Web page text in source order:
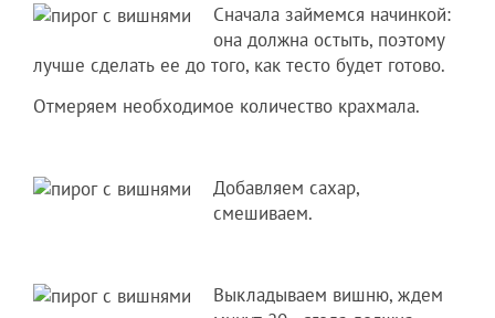
Сначала займемся начинкой:
она должна остыть, поэтому
лучше сделать ее до того, как тесто будет готово.
Отмеряем необходимое количество крахмала.
Добавляем сахар,
смешиваем.
Выкладываем вишню, ждем